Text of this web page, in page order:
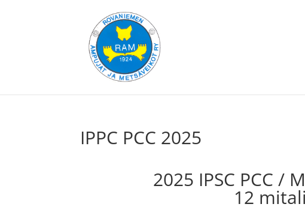
IPPC PCC 2025
2025 IPSC PCC /
12